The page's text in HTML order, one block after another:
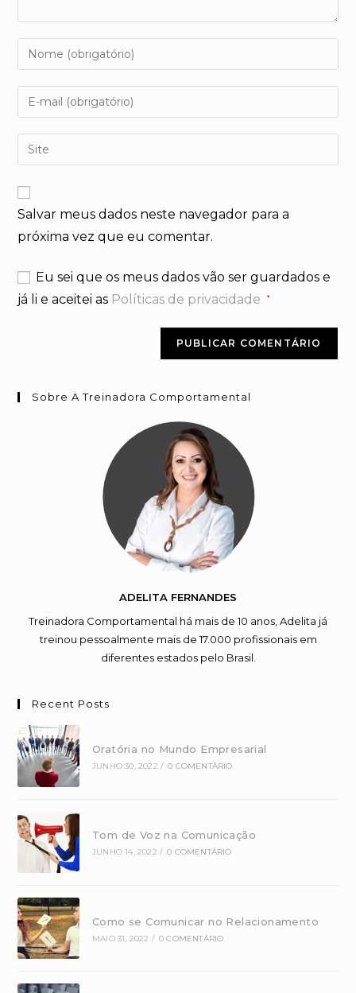
Digite
seu
nome
ou
de
usuário
para
comentar
Digite
seu
endereço
de
para
comentar
Digite
o
do
seu
site
Salvar meus dados neste navegador para a
próxima vez que eu comentar.
Eu sei que os meus dados vão ser guardados e
já li e aceitei as Políticas de privacidade *
Sobre A Treinadora Comportamental
ADELITA FERNANDES
Treinadora Comportamental há mais de 10 anos, Adelita já
treinou pessoalmente mais de 17.000 profissionais em
diferentes estados pelo Brasil.
Recent Posts
Oratória no Mundo Empresarial
JUNHO 30, 2022 / 0 COMENTÁRIO
Tom de Voz na Comunicação
JUNHO 14, 2022 / 0 COMENTÁRIO
Como se Comunicar no Relacionamento
MAIO 31, 2022 / 0 COMENTÁRIO